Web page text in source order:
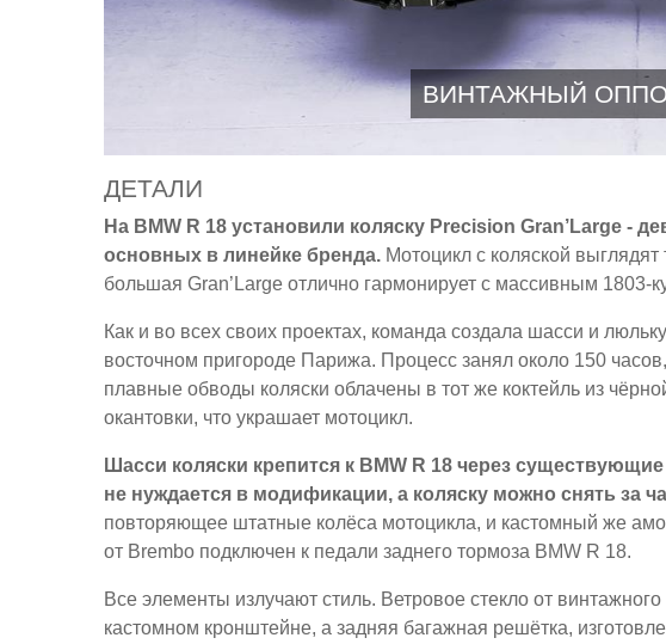
ВИНТАЖНЫЙ
ДЕТАЛИ
На BMW R 18 установили коляску Precision Gran’Large -
основных в линейке бренда. Мотоцикл с коляской выглядят
большая Gran’Large отлично гармонирует с массивным 1803-
Как и во всех своих проектах, команда создала шасси и
восточном пригороде Парижа. Процесс занял около 150
плавные обводы коляски облачены в тот же коктейль из
окантовки, что украшает мотоцикл.
Шасси коляски крепится к BMW R 18 через
не нуждается в модификации, а коляску можно снять за
повторяющее штатные колёса мотоцикла, и кастомный же
от Brembo подключен к педали заднего тормоза BMW R 18.
Все элементы излучают стиль. Ветровое стекло от
кастомном кронштейне, а задняя багажная решётка,